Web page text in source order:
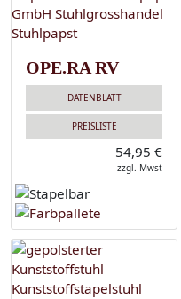
OPE.RA RV
DATENBLATT
PREISLISTE
54,95 €
zzgl. Mwst